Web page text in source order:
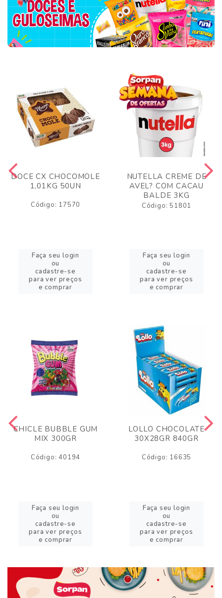
DOCE CX CHOCOMOLE
1,01KG 50UN
Código: 17570
Faça seu login
ou
cadastre-se
para ver preços
e comprar
NUTELLA CREME DE
AVEL? COM CACAU
BALDE 3KG
Código: 51801
Faça seu login
ou
cadastre-se
para ver preços
e comprar
CHICLE BUBBLE GUM
MIX 300GR
Código: 40194
Faça seu login
ou
cadastre-se
para ver preços
e comprar
LOLLO CHOCOLATE
30X28GR 840GR
Código: 16635
Faça seu login
ou
cadastre-se
para ver preços
e comprar